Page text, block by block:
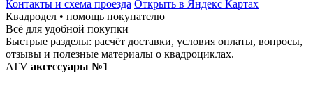
Контакты и схема проезда Открыть в Яндекс Картах
Квадродел • помощь покупателю
Всё для удобной покупки
Быстрые разделы: расчёт доставки, условия оплаты, вопросы,
отзывы и полезные материалы о квадроциклах.
ATV аксессуары №1